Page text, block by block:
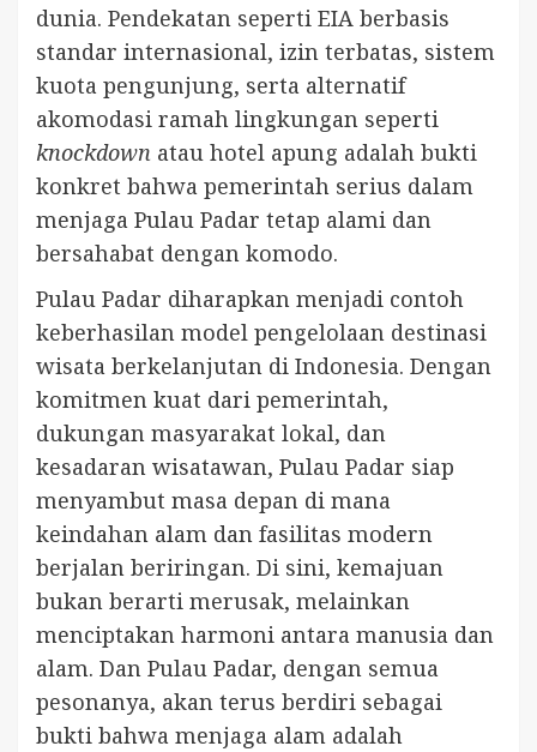
dunia. Pendekatan seperti EIA berbasis
standar internasional, izin terbatas, sistem
kuota pengunjung, serta alternatif
akomodasi ramah lingkungan seperti
knockdown atau hotel apung adalah bukti
konkret bahwa pemerintah serius dalam
menjaga Pulau Padar tetap alami dan
bersahabat dengan komodo.
Pulau Padar diharapkan menjadi contoh
keberhasilan model pengelolaan destinasi
wisata berkelanjutan di Indonesia. Dengan
komitmen kuat dari pemerintah,
dukungan masyarakat lokal, dan
kesadaran wisatawan, Pulau Padar siap
menyambut masa depan di mana
keindahan alam dan fasilitas modern
berjalan beriringan. Di sini, kemajuan
bukan berarti merusak, melainkan
menciptakan harmoni antara manusia dan
alam. Dan Pulau Padar, dengan semua
pesonanya, akan terus berdiri sebagai
bukti bahwa menjaga alam adalah